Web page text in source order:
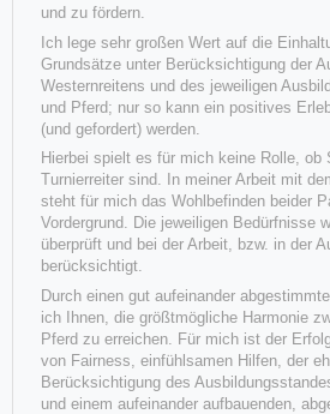
Am 24. April ist Fohlen Nr. 3 aus unserer
(Shania) auf die Welt gekommen - ein
Weiterlesen
Und plötzlich weißt Du:Es ist Zeit, etwas
Zauberdes Anfangs zu vertrauen.Mut zur
Weiterlesen
und zu fördern.
Ich lege sehr großen Wert auf die
Grundsätze unter Berücksichtigung der
Westernreitens und des jeweiligen
und Pferd; nur so kann ein positives
(und gefordert) werden.
Hierbei spielt es für mich keine Rolle, ob
Turnierreiter sind. In meiner Arbeit mit
steht für mich das Wohlbefinden beider
Vordergrund. Die jeweiligen Bedürfnisse
überprüft und bei der Arbeit, bzw. in der
berücksichtigt.
Durch einen gut aufeinander
ich Ihnen, die größtmögliche Harmonie
Pferd zu erreichen. Für mich ist der
von Fairness, einfühlsamen Hilfen, der
Berücksichtigung des
und einem aufeinander aufbauenden,